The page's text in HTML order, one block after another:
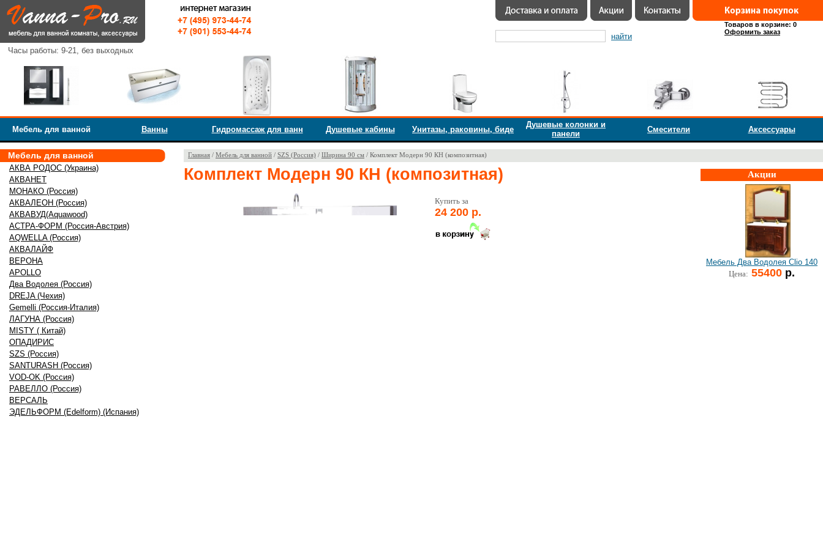
найти
Товаров в корзине: 0
Оформить заказ
Часы работы: 9-21, без выходных
Мебель для ванной Ванны Гидромассаж для ванн Душевые кабины Унитазы, раковины, биде
Душевые колонки и
панели
Смесители Аксессуары
Мебель для ванной
АКВА РОДОС (Украина)
АКВАНЕТ
МОНАКО (Россия)
АКВАЛЕОН (Россия)
АКВАВУД(Aquawood)
АСТРА-ФОРМ (Россия-Австрия)
AQWELLA (Россия)
АКВАЛАЙФ
ВЕРОНА
APOLLO
Два Водолея (Россия)
DREJA (Чехия)
Gemelli (Россия-Италия)
ЛАГУНА (Россия)
MISTY ( Китай)
ОПАДИРИС
SZS (Россия)
SANTURASH (Россия)
VOD-OK (Россия)
РАВЕЛЛО (Россия)
ВЕРСАЛЬ
ЭДЕЛЬФОРМ (Edelform) (Испания)
Главная / Мебель для ванной / SZS (Россия) / Ширина 90 см / Комплект Модерн 90 КН (композитная)
Комплект Модерн 90 КН (композитная)
Купить за
24 200 р.
Акции
Мебель Два Водолея Clio 140
Цена: 55400 р.